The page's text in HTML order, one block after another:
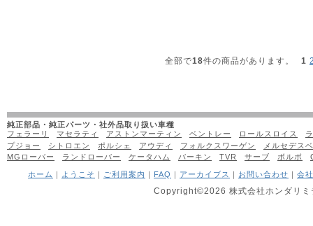
全部で18件の商品があります。 1
純正部品・純正パーツ・社外品取り扱い車種
フェラーリ
マセラティ アストンマーティン ベントレー ロールスロイス
プジョー
シトロエン ポルシェ アウディ フォルクスワーゲン
メルセデス
MGローバー
ランドローバー ケータハム バーキン TVR サーブ ボルボ
ホーム ｜ ようこそ ｜ ご利用案内 ｜ FAQ ｜ アーカイブス ｜ お問い合わせ ｜ 会
Copyright©2026 株式会社ホンダリ